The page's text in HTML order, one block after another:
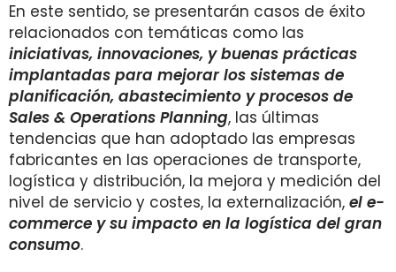
En este sentido, se presentarán casos de éxito
relacionados con temáticas como las
iniciativas, innovaciones, y buenas prácticas
implantadas para mejorar los sistemas de
planificación, abastecimiento y procesos de
Sales & Operations Planning, las últimas
tendencias que han adoptado las empresas
fabricantes en las operaciones de transporte,
logística y distribución, la mejora y medición del
nivel de servicio y costes, la externalización, el e-
commerce y su impacto en la logística del gran
consumo.